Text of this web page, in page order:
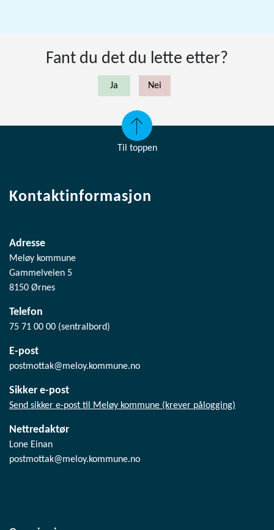
Fant du det du lette etter?
Til toppen
Kontaktinformasjon
Adresse
Meløy kommune
Gammelveien 5
8150 Ørnes
Telefon
75 71 00 00 (sentralbord)
E-post
postmottak@meloy.kommune.no
Sikker e-post
Send sikker e-post til Meløy kommune (krever pålogging)
Nettredaktør
Lone Einan
postmottak@meloy.kommune.no